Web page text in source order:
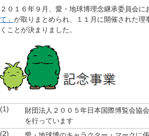
２０１６年９月、愛・地球博理念継承委員会に
て」 が取りまとめられ、１１月に開催された
くことが決まりました。
(1)
財団法人２００５年日本国際博覧会協
を行っています
(2)